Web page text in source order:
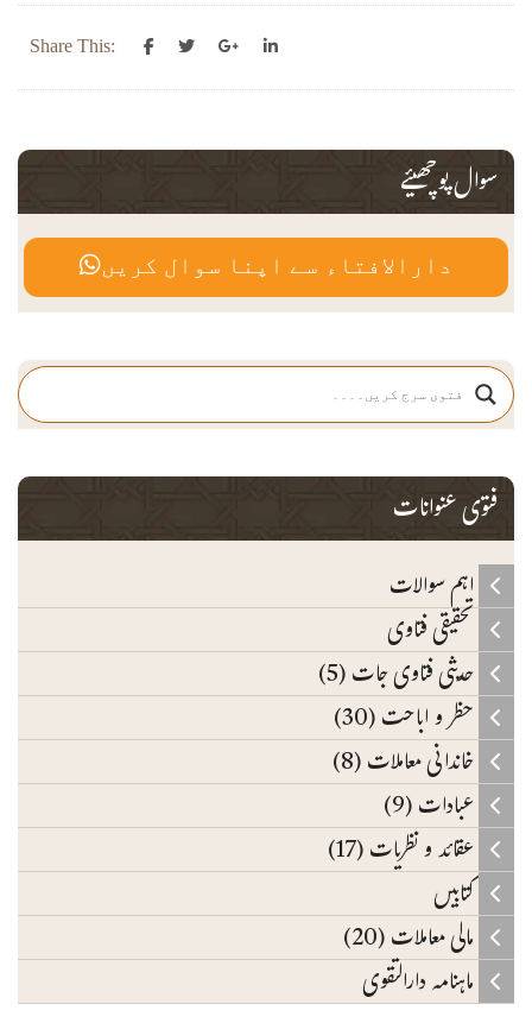
Share This:
سوال پوچھیئے
دارالافتاء سے اپنا سوال کریں
فتوی عنوانات
اہم سوالات
تحقیقی فتاوی
حدیثی فتاوی جات (5)
حظر و اباحت (30)
خاندانی معاملات (8)
عبادات (9)
عقائد و نظریات (17)
کتابیں
مالی معاملات (20)
ماہنامہ دارالتقوی